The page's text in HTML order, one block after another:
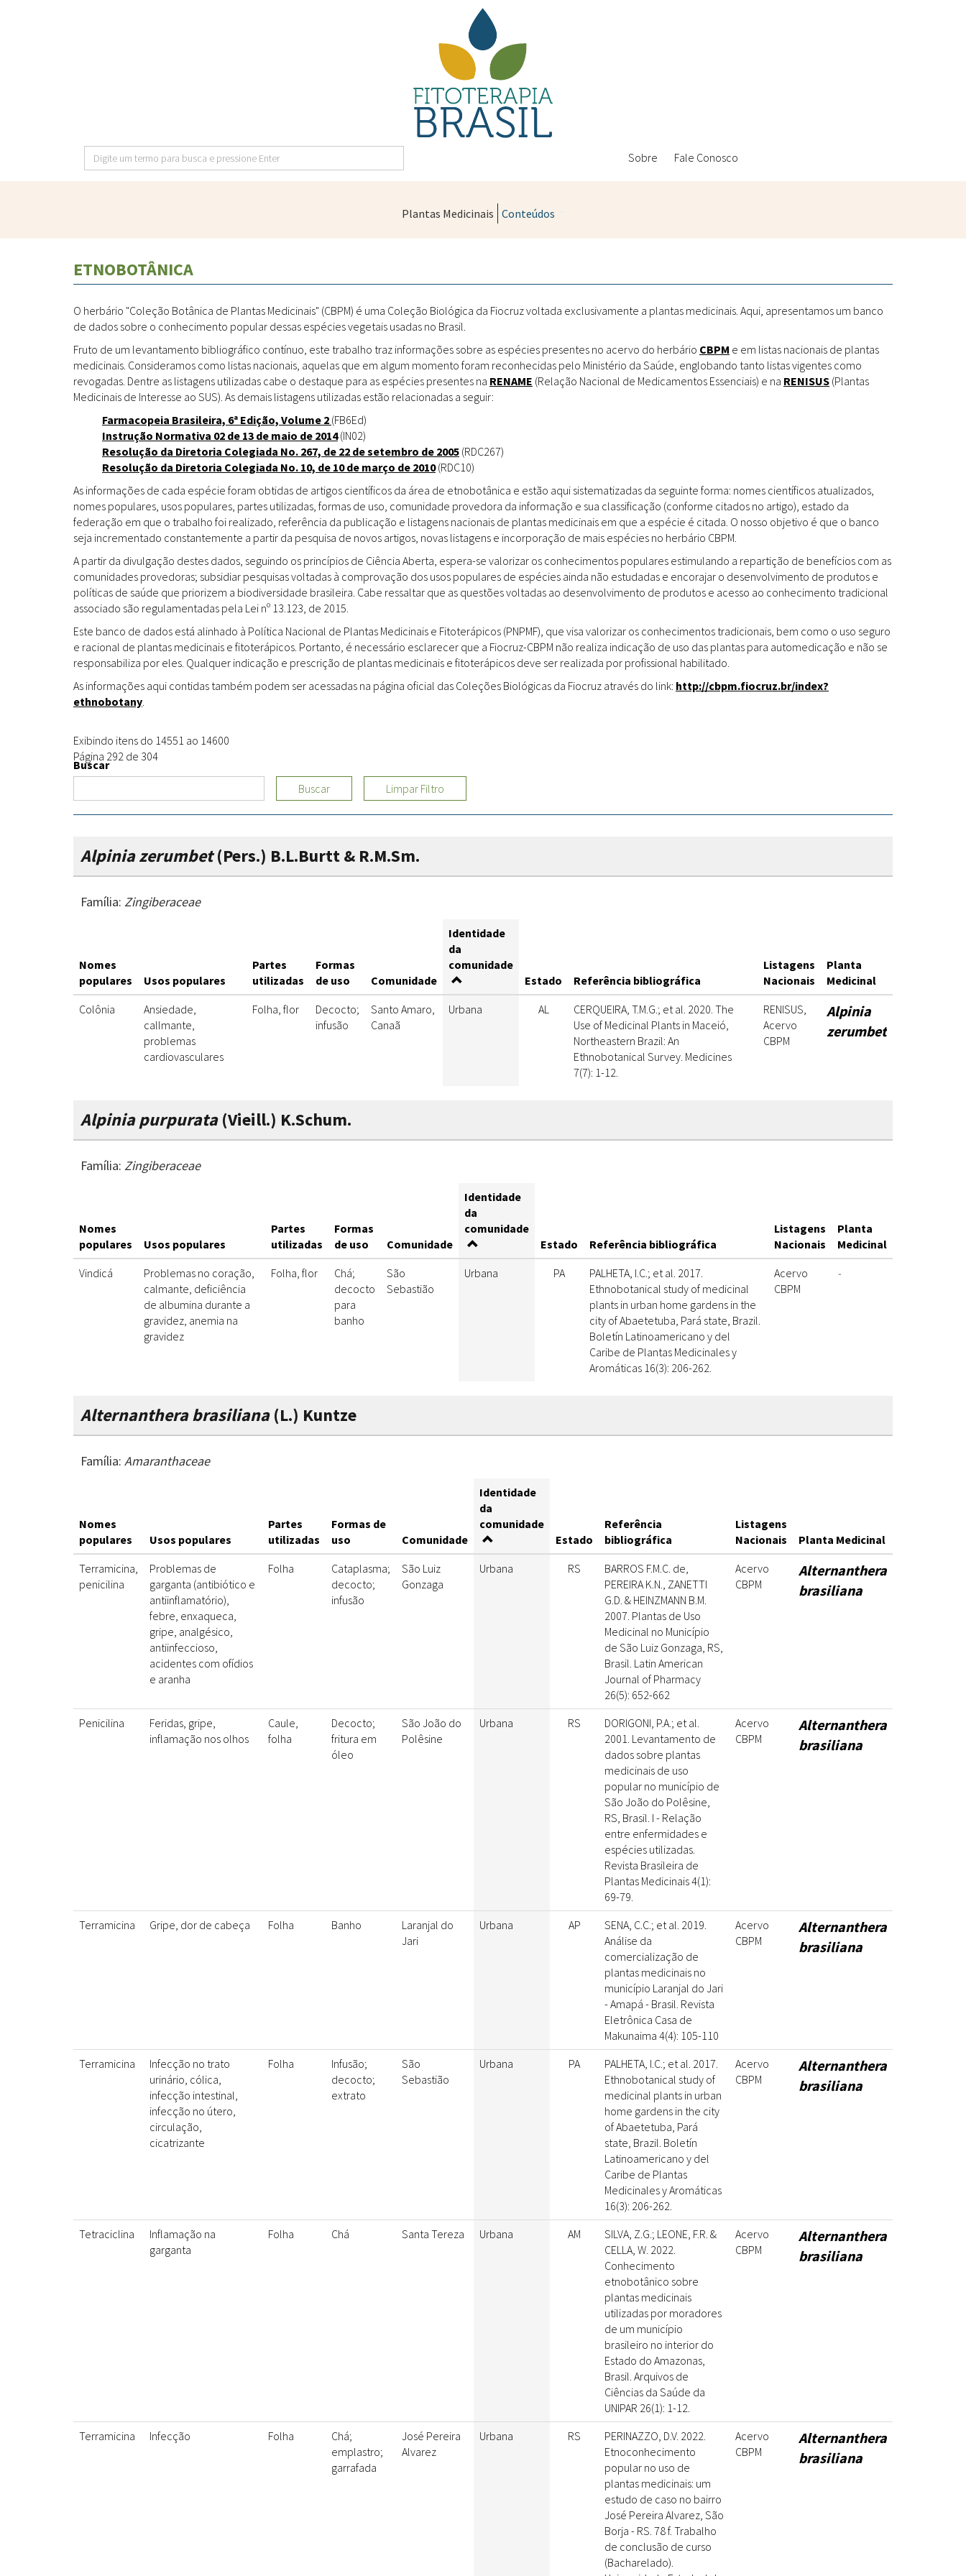
pressione
Enter
Sobre Fale Conosco
Plantas Medicinais Conteúdos
Sanitárias
Políticas
Metodologias
Farmácias Vivas
Medicinais
Conceitos
Livros
Periódicos
Produções Acadêmicas
Todos
Grupos de Pesquisa
Sementes, Mudas &
Plantas
Produto & Indústria Padrões
Fitoterápicos
Educação & Arte
Sites
ETNOBOTÂNICA
O herbário "Coleção Botânica de Plantas Medicinais" (CBPM) é uma Coleção Biológica da Fiocruz voltada exclusivamente a plantas medicinais. Aqui, apresentamos um banco
de dados sobre o conhecimento popular dessas espécies vegetais usadas no Brasil.
Fruto de um levantamento bibliográfico contínuo, este trabalho traz informações sobre as espécies presentes no acervo do herbário CBPM e em listas nacionais de plantas
medicinais. Consideramos como listas nacionais, aquelas que em algum momento foram reconhecidas pelo Ministério da Saúde, englobando tanto listas vigentes como
revogadas. Dentre as listagens utilizadas cabe o destaque para as espécies presentes na RENAME (Relação Nacional de Medicamentos Essenciais) e na RENISUS (Plantas
Medicinais de Interesse ao SUS). As demais listagens utilizadas estão relacionadas a seguir:
Farmacopeia Brasileira, 6ª Edição, Volume 2 (FB6Ed)
Instrução Normativa 02 de 13 de maio de 2014(IN02)
Resolução da Diretoria Colegiada No. 267, de 22 de setembro de 2005 (RDC267)
Resolução da Diretoria Colegiada No. 10, de 10 de março de 2010(RDC10)
As informações de cada espécie foram obtidas de artigos científicos da área de etnobotânica e estão aqui sistematizadas da seguinte forma: nomes científicos atualizados,
nomes populares, usos populares, partes utilizadas, formas de uso, comunidade provedora da informação e sua classificação (conforme citados no artigo), estado da
federação em que o trabalho foi realizado, referência da publicação e listagens nacionais de plantas medicinais em que a espécie é citada. O nosso objetivo é que o banco
seja incrementado constantemente a partir da pesquisa de novos artigos, novas listagens e incorporação de mais espécies no herbário CBPM.
A partir da divulgação destes dados, seguindo os princípios de Ciência Aberta, espera-se valorizar os conhecimentos populares estimulando a repartição de benefícios com as
comunidades provedoras; subsidiar pesquisas voltadas à comprovação dos usos populares de espécies ainda não estudadas e encorajar o desenvolvimento de produtos e
políticas de saúde que priorizem a biodiversidade brasileira. Cabe ressaltar que as questões voltadas ao desenvolvimento de produtos e acesso ao conhecimento tradicional
associado são regulamentadas pela Lei nº 13.123, de 2015.
Este banco de dados está alinhado à Política Nacional de Plantas Medicinais e Fitoterápicos (PNPMF), que visa valorizar os conhecimentos tradicionais, bem como o uso seguro
e racional de plantas medicinais e fitoterápicos. Portanto, é necessário esclarecer que a Fiocruz-CBPM não realiza indicação de uso das plantas para automedicação e não se
responsabiliza por eles. Qualquer indicação e prescrição de plantas medicinais e fitoterápicos deve ser realizada por profissional habilitado.
As informações aqui contidas também podem ser acessadas na página oficial das Coleções Biológicas da Fiocruz através do link: http://cbpm.fiocruz.br/index?
ethnobotany.
Exibindo itens do 14551 ao 14600
Página 292 de 304
Buscar
Buscar
Limpar Filtro
Alpinia zerumbet(Pers.) B.L.Burtt & R.M.Sm.
Família: Zingiberaceae
Nomes
populares
Usos populares
Partes
utilizadas
Formas
de uso
Comunidade
Identidade
da
comunidade
Estado
Referência bibliográfica
Listagens
Nacionais
Planta
Medicinal
Colônia
Ansiedade,
callmante,
problemas
cardiovasculares
Folha, flor
Decocto;
infusão
Santo Amaro,
Canaã
Urbana AL
CERQUEIRA, T.M.G.; et al. 2020. The
Use of Medicinal Plants in Maceió,
Northeastern Brazil: An
Ethnobotanical Survey. Medicines
7(7): 1-12.
RENISUS,
Acervo
CBPM
Alpinia
zerumbet
Alpinia purpurata(Vieill.) K.Schum.
Família: Zingiberaceae
Nomes
populares
Usos populares
Partes
utilizadas
Formas
de uso
Comunidade
Identidade
da
comunidade
Estado
Referência bibliográfica
Listagens
Nacionais
Planta
Medicinal
Vindicá
Problemas no coração,
calmante, deficiência
de albumina durante a
gravidez, anemia na
gravidez
Folha, flor
Chá;
decocto
para
banho
São
Sebastião
Urbana PA
PALHETA, I.C.; et al. 2017.
Ethnobotanical study of medicinal
plants in urban home gardens in the
city of Abaetetuba, Pará state, Brazil.
Boletín Latinoamericano y del
Caribe de Plantas Medicinales y
Aromáticas 16(3): 206-262.
Acervo
CBPM
-
Alternanthera brasiliana(L.) Kuntze
Família: Amaranthaceae
Nomes
populares
Usos populares
Partes
utilizadas
Formas de
uso
Comunidade
Identidade
da
comunidade
Estado
Referência
bibliográfica
Listagens
Nacionais
Planta Medicinal
Terramicina,
penicilina
Problemas de
garganta (antibiótico e
antiinflamatório),
febre, enxaqueca,
gripe, analgésico,
antiinfeccioso,
acidentes com ofídios
e aranha
Folha
Cataplasma;
decocto;
infusão
São Luiz
Gonzaga
Urbana RS
BARROS F.M.C. de,
PEREIRA K.N., ZANETTI
G.D. & HEINZMANN B.M.
2007. Plantas de Uso
Medicinal no Município
de São Luiz Gonzaga, RS,
Brasil. Latin American
Journal of Pharmacy
26(5): 652-662
Acervo
CBPM
Alternanthera
brasiliana
Penicilina
Feridas, gripe,
inflamação nos olhos
Caule,
folha
Decocto;
fritura em
óleo
São João do
Polêsine
Urbana RS
DORIGONI, P.A.; et al.
2001. Levantamento de
dados sobre plantas
medicinais de uso
popular no município de
São João do Polêsine,
RS, Brasil. I - Relação
entre enfermidades e
espécies utilizadas.
Revista Brasileira de
Plantas Medicinais 4(1):
69-79.
Acervo
CBPM
Alternanthera
brasiliana
Terramicina Gripe, dor de cabeça Folha Banho
Laranjal do
Jari
Urbana AP
SENA, C.C.; et al. 2019.
Análise da
comercialização de
plantas medicinais no
município Laranjal do Jari
- Amapá - Brasil. Revista
Eletrônica Casa de
Makunaima 4(4): 105-110
Acervo
CBPM
Alternanthera
brasiliana
Terramicina
Infecção no trato
urinário, cólica,
infecção intestinal,
infecção no útero,
circulação,
cicatrizante
Folha
Infusão;
decocto;
extrato
São
Sebastião
Urbana PA
PALHETA, I.C.; et al. 2017.
Ethnobotanical study of
medicinal plants in urban
home gardens in the city
of Abaetetuba, Pará
state, Brazil. Boletín
Latinoamericano y del
Caribe de Plantas
Medicinales y Aromáticas
16(3): 206-262.
Acervo
CBPM
Alternanthera
brasiliana
Tetraciclina
Inflamação na
garganta
Folha Chá Santa Tereza Urbana AM
SILVA, Z.G.; LEONE, F.R. &
CELLA, W. 2022.
Conhecimento
etnobotânico sobre
plantas medicinais
utilizadas por moradores
de um município
brasileiro no interior do
Estado do Amazonas,
Brasil. Arquivos de
Ciências da Saúde da
UNIPAR 26(1): 1-12.
Acervo
CBPM
Alternanthera
brasiliana
Terramicina Infecção Folha
Chá;
emplastro;
garrafada
José Pereira
Alvarez
Urbana RS
PERINAZZO, D.V. 2022.
Etnoconhecimento
popular no uso de
plantas medicinais: um
estudo de caso no bairro
José Pereira Alvarez, São
Borja - RS. 78 f. Trabalho
de conclusão de curso
(Bacharelado).
Acervo
CBPM
Alternanthera
brasiliana